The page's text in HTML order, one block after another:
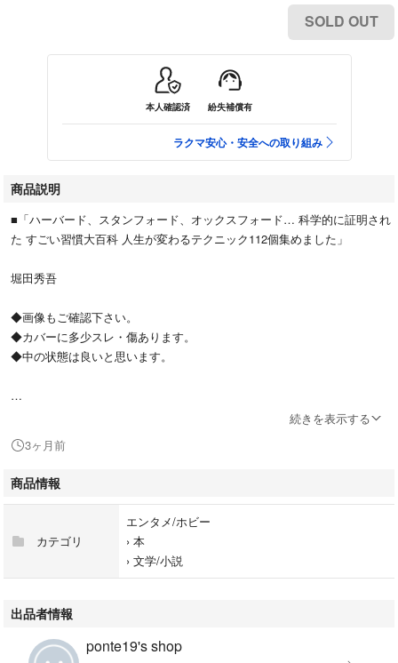
SOLD OUT
本人確認済 紛失補償有
ラクマ安心・安全への取り組み
商品説明
■「ハーバード、スタンフォード、オックスフォード… 科学的に証明され
た すごい習慣大百科 人生が変わるテクニック112個集めました」
堀田秀吾
◆画像もご確認下さい。
◆カバーに多少スレ・傷あります。
◆中の状態は良いと思います。
#堀田秀吾
#本
#文学/小説
続きを表示する
3ヶ月前
商品情報
カテゴリ
エンタメ/ホビー
› 本
› 文学/小説
出品者情報
ponte19's shop